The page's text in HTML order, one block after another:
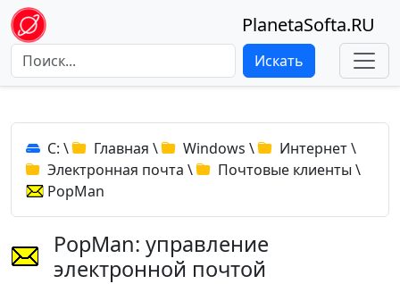
PlanetaSofta.RU
Искать
C: \ Главная \ Windows \ Интернет\
Электронная почта \ Почтовые клиенты \
PopMan
PopMan: управление
электронной почтой